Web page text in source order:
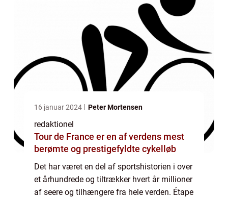
16 januar 2024 Peter Mortensen
redaktionel
Tour de France er en af verdens mest
berømte og prestigefyldte cykelløb
Det har været en del af sportshistorien i over
et århundrede og tiltrækker hvert år millioner
af seere og tilhængere fra hele verden. Étape